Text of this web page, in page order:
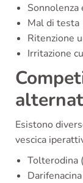
Sonnolenza
Mal di testa
Ritenzione
Irritazione
Esistono
vescica
Tolterodina